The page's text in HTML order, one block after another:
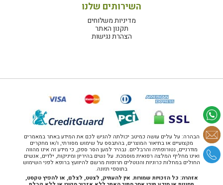
השירותים שלנו
מדיניות משלוחים
תקנון האתר
הצהרת נגישות
הבהרה: על עלים עושה כמיטב יכולתה להגיש לכם את המידע באתר במאמרים
מקצועיים או בתיאור המוצרים, בהתבסס על שימוש מסורתי, ו/או מחקרים
מודרניים, נטורופתיה והרבליזם. נבהיר למען הסר ספק, כי מידע זה אינו מהווה
ואינו מחליף המלצה רפואית מוסמכת. על נשים בהיריון ומיניקות, ילדים, אנשים
החולים במחלות כרוניות והנוטלים תרופות מרשם להיוועץ ברופא לפני השימוש
בתוספי תזונה.
אזהרה: כל הזכויות שמורות. אין להעתיק, לצטט, לצלם, או להפיץ טקסט,